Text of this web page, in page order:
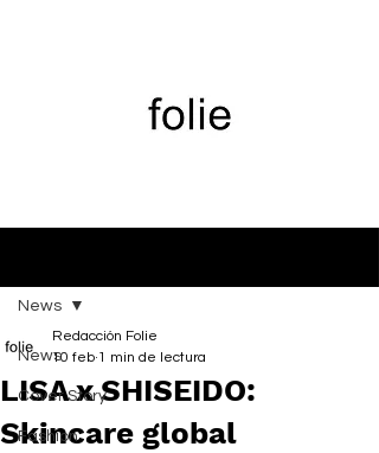
News
Cover Story
Fashion
News
LISA x SHISEIDO:
Skincare global
Redacción Folie
10 feb 1 min de lectura